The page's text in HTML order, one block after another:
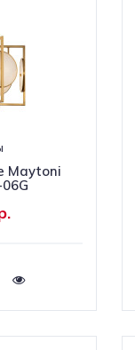
Maytoni